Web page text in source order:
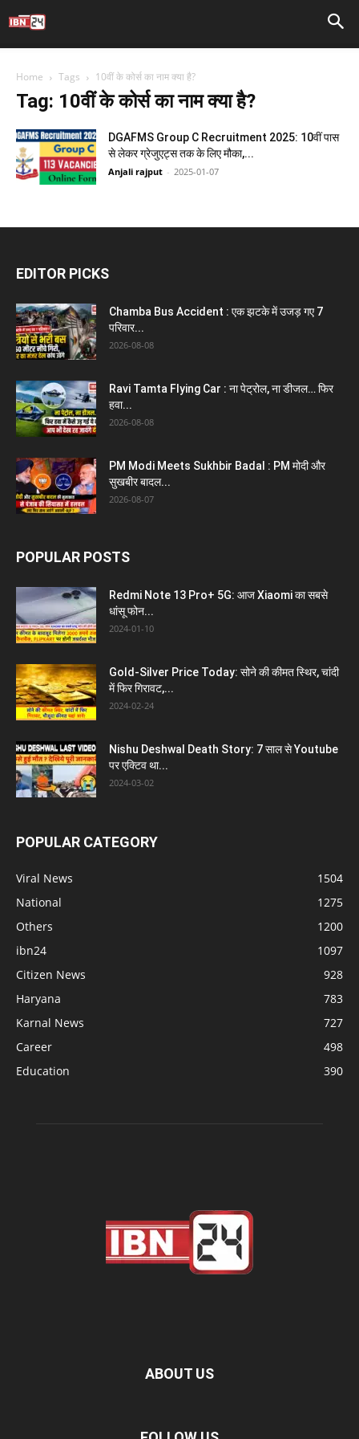
Home Tags 10वीं के कोर्स का नाम क्या है?
Tag: 10वीं के कोर्स का नाम क्या है?
DGAFMS Group C Recruitment 2025: 10वीं पास
से लेकर ग्रेजुएट्स तक के लिए मौका,...
Anjali rajput - 2025-01-07
EDITOR PICKS
Chamba Bus Accident : एक झटके में उजड़ गए 7
परिवार...
2026-08-08
Ravi Tamta Flying Car : ना पेट्रोल, ना डीजल… फिर
हवा...
2026-08-08
PM Modi Meets Sukhbir Badal : PM मोदी और
सुखबीर बादल...
2026-08-07
POPULAR POSTS
Redmi Note 13 Pro+ 5G: आज Xiaomi का सबसे
धांसू फोन...
2024-01-10
Gold-Silver Price Today: सोने की कीमत स्थिर, चांदी
में फिर गिरावट,...
2024-02-24
Nishu Deshwal Death Story: 7 साल से Youtube
पर एक्टिव था...
2024-03-02
POPULAR CATEGORY
Viral News
1504
National
1275
Others
1200
ibn24
1097
Citizen News
928
Haryana
783
Karnal News
727
Career
498
Education
390
ABOUT US